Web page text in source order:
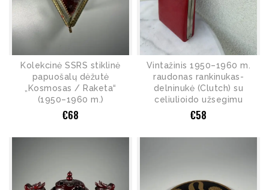
Kolekcinė SSRS stiklinė
papuošalų dėžutė
„Kosmosas / Raketa“
(1950–1960 m.)
€68
Vintažinis 1950–1960 m.
raudonas rankinukas-
delninukė (Clutch) su
celiulioido užsegimu
€58